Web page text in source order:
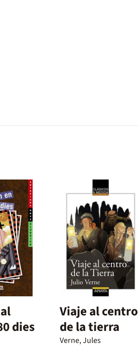
dies
Viaje al centro
de la tierra
Verne, Jules